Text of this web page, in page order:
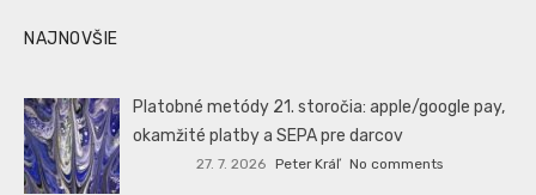
NAJNOVŠIE
Platobné metódy 21. storočia: apple/google pay,
okamžité platby a SEPA pre darcov
27. 7. 2026 Peter Kráľ No comments